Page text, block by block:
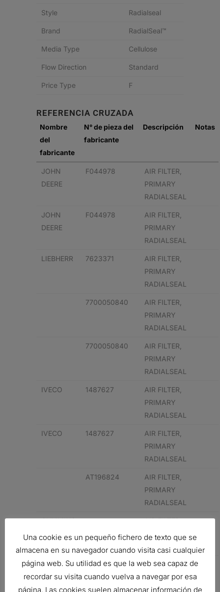
Style Radialseal
Brand RadialSeal™
Media Type Cellulose
Flow Direction Standard
Price Type F
REFERENCIA CRUZADA
Nombre
del
fabricante
N° de pieza del
fabricante
Descripción Notas
JOHN
DEERE
F044978
AIR FILTER,
PRIMARY
RADIALSEAL
JOHN
DEERE
F044978
AIR FILTER,
PRIMARY
RADIALSEAL
LIEBHERR 7623371
AIR FILTER,
PRIMARY
RADIALSEAL
7700050840
AIR FILTER,
PRIMARY
RADIALSEAL
7700050840
AIR FILTER,
PRIMARY
RADIALSEAL
IVECO 1487627
AIR FILTER,
PRIMARY
RADIALSEAL
IVECO 1487627
AIR FILTER,
PRIMARY
RADIALSEAL
AT196824
AIR FILTER,
PRIMARY
RADIALSEAL
CUMMINS
AIR FILTER,
PRIMARY
RADIALSEAL
LIEBHERR 7623371
AIR FILTER,
PRIMARY
RADIALSEAL
Una cookie es un pequeño fichero de texto que se
almacena en su navegador cuando visita casi cualquier
página web. Su utilidad es que la web sea capaz de
recordar su visita cuando vuelva a navegar por esa
página. Las cookies suelen almacenar información de